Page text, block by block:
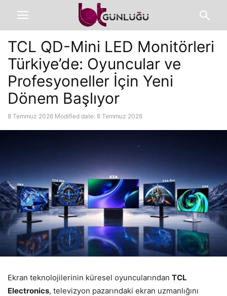
TCL QD-Mini LED Monitörleri
Türkiye’de: Oyuncular ve
Profesyoneller İçin Yeni
Dönem Başlıyor
8 Temmuz 2026 Modified date: 8 Temmuz 2026
Ekran teknolojilerinin küresel oyuncularından TCL
Electronics, televizyon pazarındaki ekran uzmanlığını